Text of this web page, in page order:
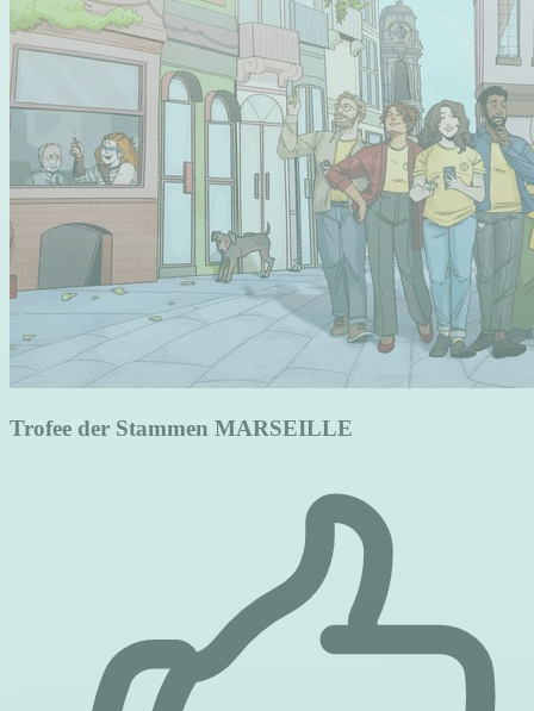
Trofee der Stammen MARSEILLE